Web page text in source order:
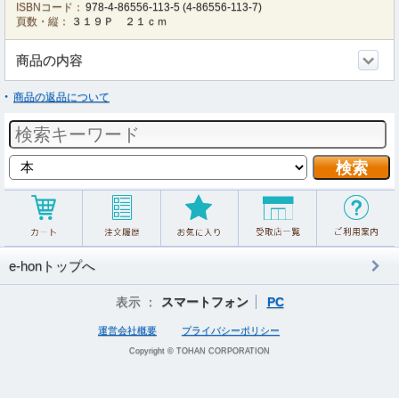
ISBNコード： 978-4-86556-113-5 (4-86556-113-7)
頁数・縦：
３１９Ｐ ２１ｃｍ
商品の内容
商品の返品について
e-honトップへ
表示 ： スマートフォン PC
運営会社概要 プライバシーポリシー
Copyright © TOHAN CORPORATION